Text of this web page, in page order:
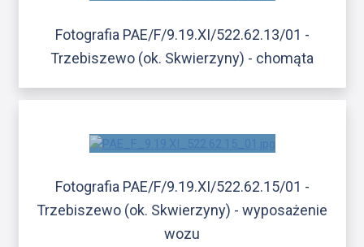
Fotografia PAE/F/9.19.XI/522.62.13/01 -
Trzebiszewo (ok. Skwierzyny) - chomąta
Fotografia PAE/F/9.19.XI/522.62.15/01 -
Trzebiszewo (ok. Skwierzyny) - wyposażenie
wozu